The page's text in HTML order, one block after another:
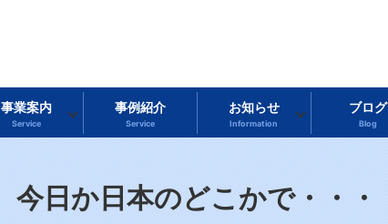
事業案内
Service
事例紹介
Service
お知らせ
Information
ブログ
Blog
今日か日本のどこかで・・・